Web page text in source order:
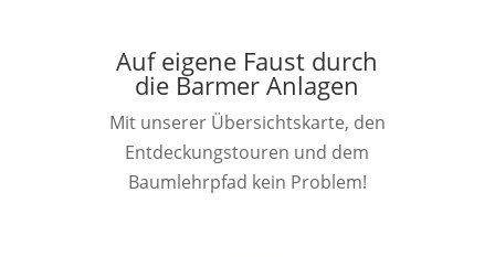
Auf eigene Faust durch
die Barmer Anlagen
Mit unserer Übersichtskarte, den
Entdeckungstouren und dem
Baumlehrpfad kein Problem!